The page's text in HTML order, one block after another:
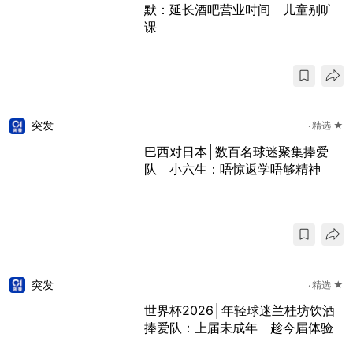
默：延长酒吧营业时间 儿童别旷
课
突发 精选 ★
巴西对日本│数百名球迷聚集捧爱
队 小六生：唔惊返学唔够精神
突发 精选 ★
世界杯2026│年轻球迷兰桂坊饮酒
捧爱队：上届未成年 趁今届体验